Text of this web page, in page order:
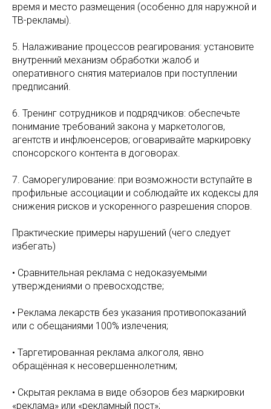
время и место размещения (особенно для наружной и
ТВ-рекламы).
5. Налаживание процессов реагирования: установите
внутренний механизм обработки жалоб и
оперативного снятия материалов при поступлении
предписаний.
6. Тренинг сотрудников и подрядчиков: обеспечьте
понимание требований закона у маркетологов,
агентств и инфлюенсеров; оговаривайте маркировку
спонсорского контента в договорах.
7. Саморегулирование: при возможности вступайте в
профильные ассоциации и соблюдайте их кодексы для
снижения рисков и ускоренного разрешения споров.
Практические примеры нарушений (чего следует
избегать)
• Сравнительная реклама с недоказуемыми
утверждениями о превосходстве;
• Реклама лекарств без указания противопоказаний
или с обещаниями 100% излечения;
• Таргетированная реклама алкоголя, явно
обращённая к несовершеннолетним;
• Скрытая реклама в виде обзоров без маркировки
«реклама» или «рекламный пост»;